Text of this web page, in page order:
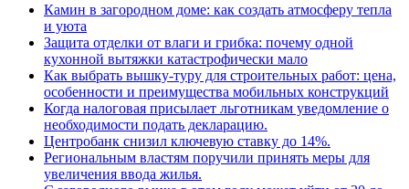
Камин в загородном доме: как создать атмосферу тепла
и уюта
Защита отделки от влаги и грибка: почему одной
кухонной вытяжки катастрофически мало
Как выбрать вышку-туру для строительных работ: цена,
особенности и преимущества мобильных конструкций
Когда налоговая присылает льготникам уведомление о
необходимости подать декларацию.
Центробанк снизил ключевую ставку до 14%.
Региональным властям поручили принять меры для
увеличения ввода жилья.